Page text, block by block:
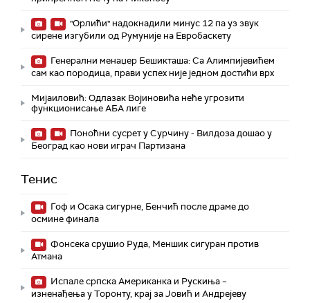
"Орлићи" надокнадили минус 12 па уз звук
сирене изгубили од Румуније на Евробаскету
Генерални менаџер Бешикташа: Са Алимпијевићем
сам као породица, прави успех није једном достићи врх
Мијаиловић: Одлазак Војиновића неће угрозити
функционисање АБА лиге
Поноћни сусрет у Сурчину - Вилдоза дошао у
Београд као нови играч Партизана
Тенис
Гоф и Осака сигурне, Бенчић после драме до
осмине финала
Фонсека срушио Руда, Меншик сигуран против
Атмана
Испале српска Американка и Рускиња –
изненађења у Торонту, крај за Јовић и Андрејеву